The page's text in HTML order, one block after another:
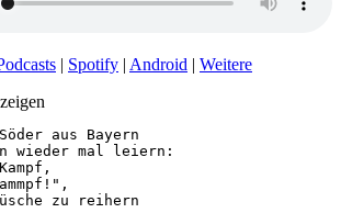
| Spotify | Android | Weitere
aus Bayern
wieder mal leiern:
zu reihern